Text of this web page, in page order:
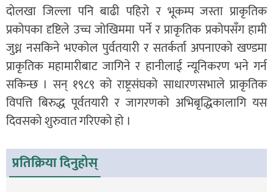
दोलखा जिल्ला पनि बाढी पहिरो र भूकम्प जस्ता प्राकृतिक
प्रकोपका दृष्टिले उच्च जोखिममा पर्ने र प्राकृतिक प्रकोपसँग हामी
जुध्न नसकिने भएकोल पुर्वतयारी र सतर्कर्ता अपनाएको खण्डमा
प्राकृतिक महामारीबाट जागिने र हानीलाई न्यूनिकरण भने गर्न
सकिन्छ । सन् १९८९ को राष्ट्रसंघको साधारणसभाले प्राकृतिक
विपत्ति बिरुद्ध पूर्वतयारी र जागरणको अभिबृद्धिकालागि यस
दिवसको शुरुवात गरिएको हो ।
प्रतिक्रिया दिनुहोस्